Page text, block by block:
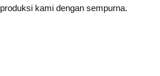
produksi kami dengan sempurna.